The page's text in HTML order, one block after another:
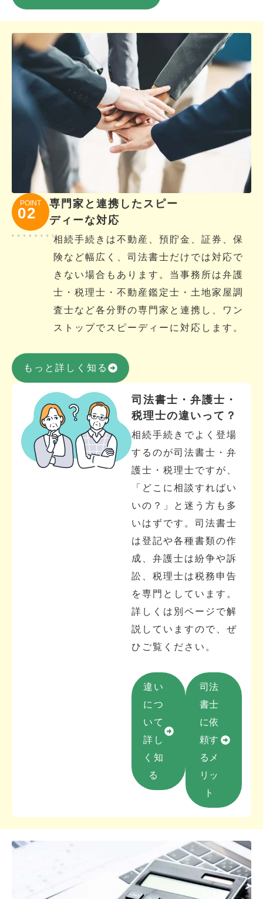
POINT
02
専門家と連携したスピー
ディーな対応
相続手続きは不動産、預貯金、証券、保
険など幅広く、司法書士だけでは対応で
きない場合もあります。当事務所は弁護
士・税理士・不動産鑑定士・土地家屋調
査士など各分野の専門家と連携し、ワン
ストップでスピーディーに対応します。
もっと詳しく知る
司法書士・弁護士・
税理士の違いって？
相続手続きでよく登場
するのが司法書士・弁
護士・税理士ですが、
「どこに相談すればい
いの？」と迷う方も多
いはずです。司法書士
は登記や各種書類の作
成、弁護士は紛争や訴
訟、税理士は税務申告
を専門としています。
詳しくは別ページで解
説していますので、ぜ
ひご覧ください。
違い
につ
いて
詳し
く知
る
司法
書士
に依
頼す
るメ
リッ
ト